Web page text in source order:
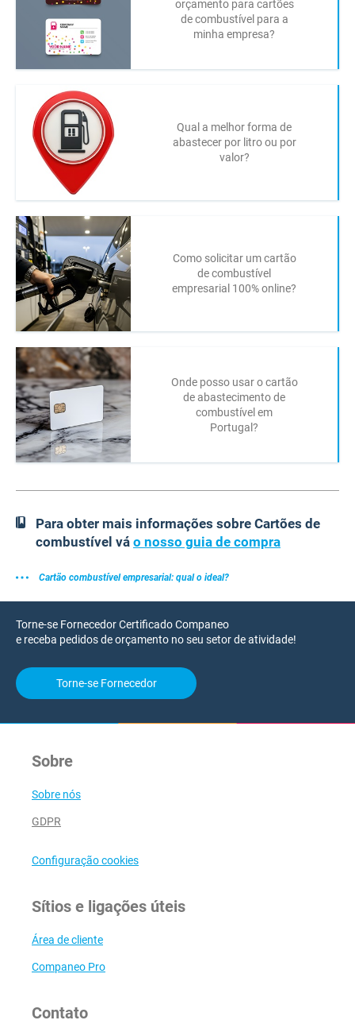
orçamento para cartões
de combustível para a
minha empresa?
Qual a melhor forma de
abastecer por litro ou por
valor?
Como solicitar um cartão
de combustível
empresarial 100% online?
Onde posso usar o cartão
de abastecimento de
combustível em
Portugal?
Para obter mais informações sobre Cartões de
combustível vá o nosso guia de compra
Cartão combustível empresarial: qual o ideal?
Torne-se Fornecedor Certificado Companeo
e receba pedidos de orçamento no seu setor de atividade!
Torne-se Fornecedor
Sobre
Sobre nós
GDPR
Configuração cookies
Sítios e ligações úteis
Área de cliente
Companeo Pro
Contato